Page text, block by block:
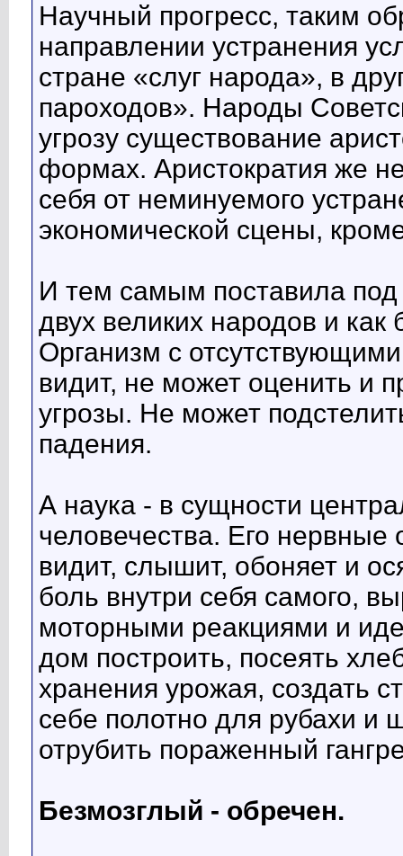
Научный прогресс, таким
направлении устранения
стране «слуг народа», в
пароходов». Народы
угрозу существование
формах. Аристократия же
себя от неминуемого
экономической сцены,
И тем самым поставила под
двух великих народов и как
Организм с
видит, не может оценить и
угрозы. Не может
падения.
А наука - в сущности
человечества. Его
видит, слышит, обоняет и
боль внутри себя самого,
моторными реакциями и
дом построить, посеять
хранения урожая, создать
себе полотно для рубахи и
отрубить пораженный
Безмозглый - обречен.